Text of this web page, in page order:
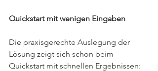
Quickstart mit wenigen Eingaben
Die praxisgerechte Auslegung der
Lösung zeigt sich schon beim
Quickstart mit schnellen Ergebnissen: